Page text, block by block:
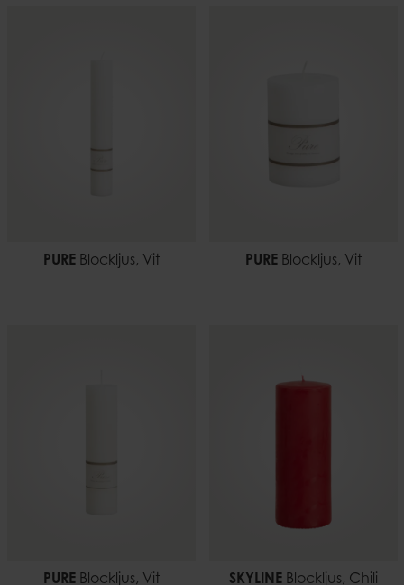
PUREBlockljus, Vit PUREBlockljus, Vit
PUREBlockljus, Vit SKYLINEBlockljus, Chili